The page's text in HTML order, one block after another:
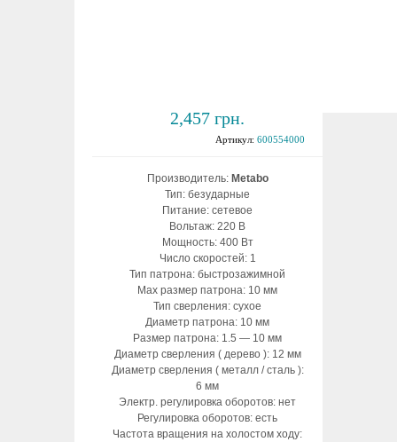
2,457 грн.
Артикул: 600554000
Производитель: Metabo
Тип: безударные
Питание: сетевое
Вольтаж: 220 В
Мощность: 400 Вт
Число скоростей: 1
Тип патрона: быстрозажимной
Max размер патрона: 10 мм
Тип сверления: сухое
Диаметр патрона: 10 мм
Размер патрона: 1.5 — 10 мм
Диаметр сверления ( дерево ): 12 мм
Диаметр сверления ( металл / сталь ):
6 мм
Электр. регулировка оборотов: нет
Регулировка оборотов: есть
Частота вращения на холостом ходу: